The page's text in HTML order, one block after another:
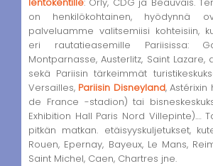
on henkilökohtainen, hyödynnä
palveluamme valitsemiisi kohteisiin,
eri rautatieasemille Pariisissa:
Montparnasse, Austerlitz, Saint Lazare,
sekä Pariisin tärkeimmät
Versailles, Pariisin Disneyland, Astérixin
de France -stadion) tai
Exhibition Hall Paris Nord Villepinte).…
pitkän matkan. etäisyyskuljetukset,
Rouen, Epernay, Bayeux, Le Mans,
Saint Michel, Caen, Chartres jne.